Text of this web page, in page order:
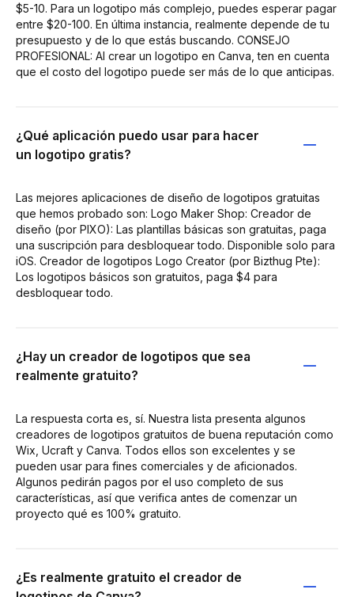
$5-10. Para un logotipo más complejo, puedes esperar pagar
entre $20-100. En última instancia, realmente depende de tu
presupuesto y de lo que estás buscando. CONSEJO
PROFESIONAL: Al crear un logotipo en Canva, ten en cuenta
que el costo del logotipo puede ser más de lo que anticipas.
¿Qué aplicación puedo usar para hacer
un logotipo gratis?
Las mejores aplicaciones de diseño de logotipos gratuitas
que hemos probado son: Logo Maker Shop: Creador de
diseño (por PIXO): Las plantillas básicas son gratuitas, paga
una suscripción para desbloquear todo. Disponible solo para
iOS. Creador de logotipos Logo Creator (por Bizthug Pte):
Los logotipos básicos son gratuitos, paga $4 para
desbloquear todo.
¿Hay un creador de logotipos que sea
realmente gratuito?
La respuesta corta es, sí. Nuestra lista presenta algunos
creadores de logotipos gratuitos de buena reputación como
Wix, Ucraft y Canva. Todos ellos son excelentes y se
pueden usar para fines comerciales y de aficionados.
Algunos pedirán pagos por el uso completo de sus
características, así que verifica antes de comenzar un
proyecto qué es 100% gratuito.
¿Es realmente gratuito el creador de